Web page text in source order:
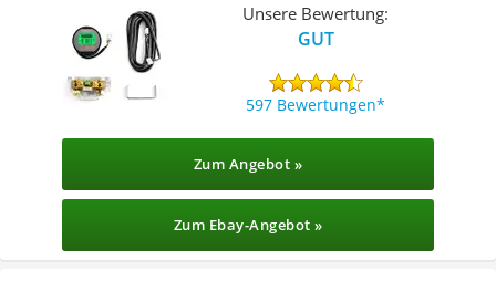
Unsere Bewertung:
GUT
597 Bewertungen
Zum Angebot »
Zum Ebay-Angebot »